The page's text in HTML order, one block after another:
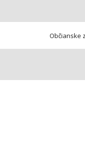
Preskočiť
Preskočiť
Občianske